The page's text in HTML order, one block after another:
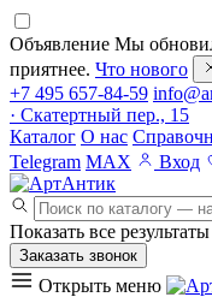
Объявление Мы
приятнее. Что нового
+7 495 657-84-59
· Скатертный пер., 15
Каталог О нас
Telegram MAX Вход
Показать все
Заказать звонок
Открыть меню